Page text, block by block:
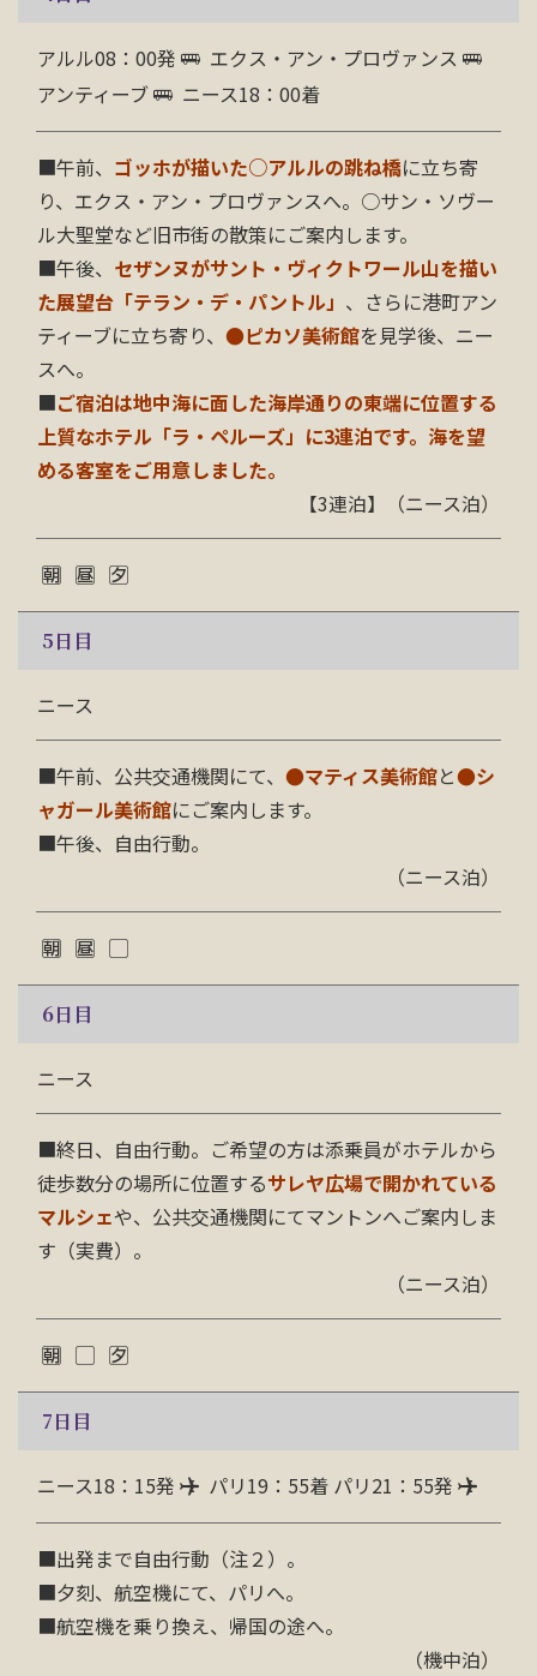
アルル08：00発
エクス・アン・プロヴァンス
アンティーブ
ニース18：00着
■午前、 ゴッホが描いた○アルルの跳ね橋に立ち寄
り、エクス・アン・プロヴァンスへ。○サン・ソヴー
ル大聖堂など旧市街の散策にご案内します。
■午後、 セザンヌがサント・ヴィクトワール山を描い
た展望台「テラン・デ・パントル」 、さらに港町アン
ティーブに立ち寄り、 ●ピカソ美術館を見学後、ニー
スへ。
■ご宿泊は地中海に面した海岸通りの東端に位置する
上質なホテル「ラ・ペルーズ」に3連泊です。海を望
める客室をご用意しました。
【3連泊】（ニース泊）
5日目
ニース
■午前、公共交通機関にて、 ●マティス美術館と●シ
ャガール美術館にご案内します。
■午後、自由行動。
（ニース泊）
6日目
ニース
■終日、自由行動。ご希望の方は添乗員がホテルから
徒歩数分の場所に位置するサレヤ広場で開かれている
マルシェや、公共交通機関にてマントンへご案内しま
す（実費）。
（ニース泊）
7日目
ニース18：15発 パリ19：55着 パリ21：55発
■出発まで自由行動（注２）。
■夕刻、航空機にて、パリへ。
■航空機を乗り換え、帰国の途へ。
（機中泊）